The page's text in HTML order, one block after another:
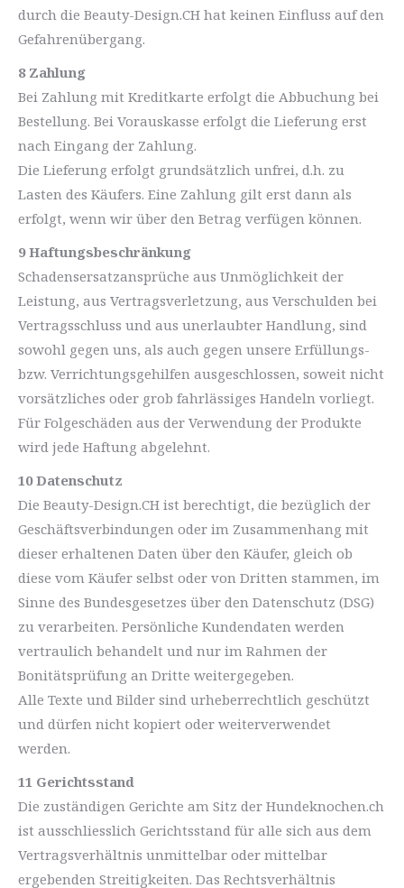
durch die Beauty-Design.CH hat keinen Einfluss auf den
Gefahrenübergang.
8 Zahlung
Bei Zahlung mit Kreditkarte erfolgt die Abbuchung bei
Bestellung. Bei Vorauskasse erfolgt die Lieferung erst
nach Eingang der Zahlung.
Die Lieferung erfolgt grundsätzlich unfrei, d.h. zu
Lasten des Käufers. Eine Zahlung gilt erst dann als
erfolgt, wenn wir über den Betrag verfügen können.
9 Haftungsbeschränkung
Schadensersatzansprüche aus Unmöglichkeit der
Leistung, aus Vertragsverletzung, aus Verschulden bei
Vertragsschluss und aus unerlaubter Handlung, sind
sowohl gegen uns, als auch gegen unsere Erfüllungs-
bzw. Verrichtungsgehilfen ausgeschlossen, soweit nicht
vorsätzliches oder grob fahrlässiges Handeln vorliegt.
Für Folgeschäden aus der Verwendung der Produkte
wird jede Haftung abgelehnt.
10 Datenschutz
Die Beauty-Design.CH ist berechtigt, die bezüglich der
Geschäftsverbindungen oder im Zusammenhang mit
dieser erhaltenen Daten über den Käufer, gleich ob
diese vom Käufer selbst oder von Dritten stammen, im
Sinne des Bundesgesetzes über den Datenschutz (DSG)
zu verarbeiten. Persönliche Kundendaten werden
vertraulich behandelt und nur im Rahmen der
Bonitätsprüfung an Dritte weitergegeben.
Alle Texte und Bilder sind urheberrechtlich geschützt
und dürfen nicht kopiert oder weiterverwendet
werden.
11 Gerichtsstand
Die zuständigen Gerichte am Sitz der Hundeknochen.ch
ist ausschliesslich Gerichtsstand für alle sich aus dem
Vertragsverhältnis unmittelbar oder mittelbar
ergebenden Streitigkeiten. Das Rechtsverhältnis